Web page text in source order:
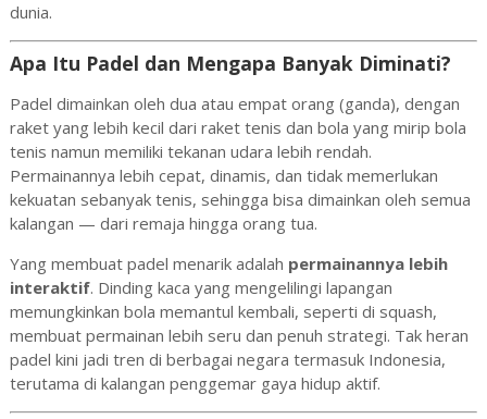
dunia.
Apa Itu Padel dan Mengapa Banyak Diminati?
Padel dimainkan oleh dua atau empat orang (ganda), dengan
raket yang lebih kecil dari raket tenis dan bola yang mirip bola
tenis namun memiliki tekanan udara lebih rendah.
Permainannya lebih cepat, dinamis, dan tidak memerlukan
kekuatan sebanyak tenis, sehingga bisa dimainkan oleh semua
kalangan — dari remaja hingga orang tua.
Yang membuat padel menarik adalah permainannya lebih
interaktif. Dinding kaca yang mengelilingi lapangan
memungkinkan bola memantul kembali, seperti di squash,
membuat permainan lebih seru dan penuh strategi. Tak heran
padel kini jadi tren di berbagai negara termasuk Indonesia,
terutama di kalangan penggemar gaya hidup aktif.